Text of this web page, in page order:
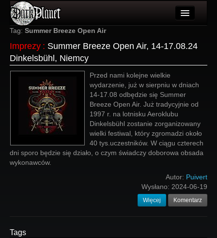
Artykuły
Użytkownicy
Wydarzenia
Galeria
Forum
Więcej
Login
Tag: Summer Breeze Open Air
Imprezy : Summer Breeze Open Air, 14-17.08.24
Dinkelsbühl, Niemcy
Przed nami kolejne wielkie
wydarzenie, już w sierpniu w dniach
14-17.08 odbędzie się Summer
Breeze Open Air. Już tradycyjnie od
1997 r. na lotnisku Aeroklubu
Dinkelsbühl zostanie zorganizowany
wielki festiwal, który zgromadzi około
40 tys.uczestników. W ciągu czterech
dni sporo będzie się działo, o czym świadczy doborowa obsada
wykonawców.
Autor: Puivert
Wysłano: 2024-06-19
Więcej Komentarz
Tags